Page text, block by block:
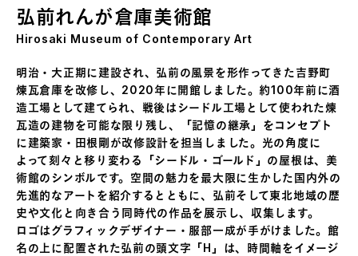
弘前れんが倉庫美術館
Hirosaki Museum of Contemporary Art
明治・大正期に建設され、弘前の風景を形作ってきた吉野町
煉瓦倉庫を改修し、2020年に開館しました。約100年前に酒
造工場として建てられ、戦後はシードル工場として使われた煉
瓦造の建物を可能な限り残し、「記憶の継承」をコンセプト
に建築家・田根剛が改修設計を担当しました。光の角度に
よって刻々と移り変わる「シードル・ゴールド」の屋根は、美
術館のシンボルです。空間の魅力を最大限に生かした国内外の
先進的なアートを紹介するとともに、弘前そして東北地域の歴
史や文化と向き合う同時代の作品を展示し、収集します。
ロゴはグラフィックデザイナー・服部一成が手がけました。館
名の上に配置された弘前の頭文字「H」は、時間軸をイメージ